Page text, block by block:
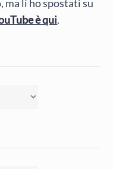
li ho spostati su
è qui.